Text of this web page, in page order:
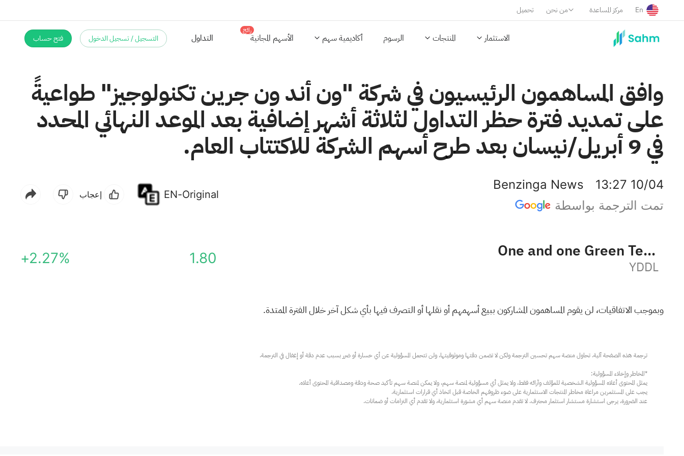
تحميل من نحن مركز المساعدة En
الاستثمار المنتجات الرسوم أكاديمية سهم الأسهم المجانية
رائج
التداول التسجيل / تسجيل الدخول فتح حساب
وافق المساهمون الرئيسيون في شركة "ون أند ون جرين تكنولوجيز" طواعيةً
على تمديد فترة حظر التداول لثلاثة أشهر إضافية بعد الموعد النهائي المحدد
في 9 أبريل/نيسان بعد طرح أسهم الشركة للاكتتاب العام.
Benzinga News
13:27 10/04
تمت الترجمة بواسطة
EN-Original إعجاب
One and one Green Technologies Inc Class A
YDDL
1.80
+2.27%
وبموجب الاتفاقيات، لن يقوم المساهمون المشاركون ببيع أسهمهم أو نقلها أو التصرف فيها بأي شكل آخر خلال الفترة الممتدة.
عند الضرورة، يرجى استشارة مستشار استثمار محترف. لا تقدم منصة سهم أي مشورة استثمارية، ولا تقدم أي التزامات أو ضمانات.